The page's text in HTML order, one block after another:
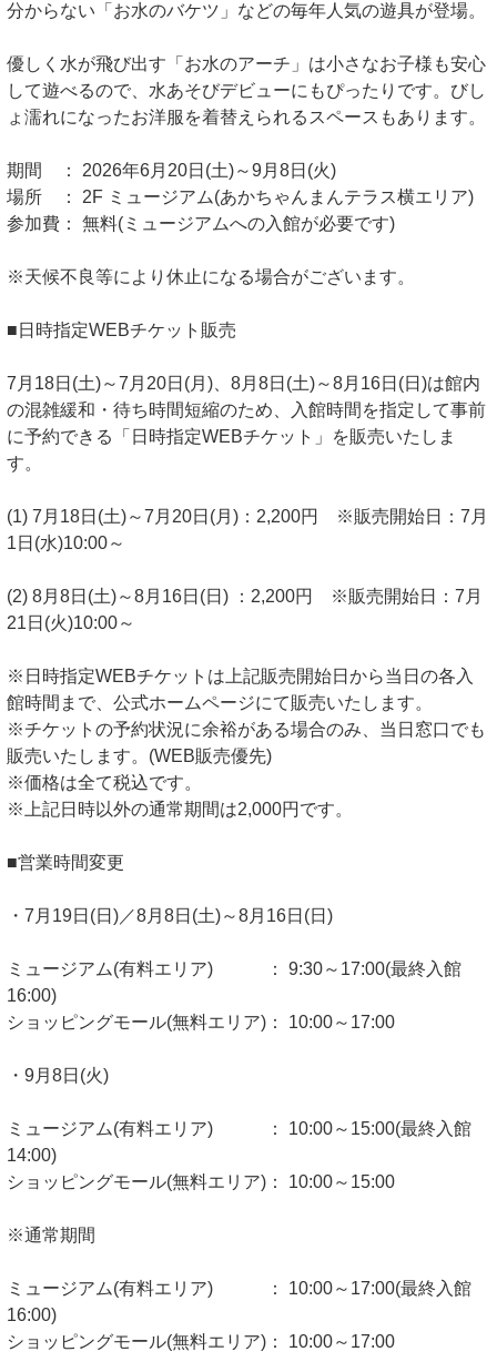
分からない「お水のバケツ」などの毎年人気の遊具が登場。
優しく水が飛び出す「お水のアーチ」は小さなお子様も安心
して遊べるので、水あそびデビューにもぴったりです。びし
ょ濡れになったお洋服を着替えられるスペースもあります。
期間 ： 2026年6月20日(土)～9月8日(火)
場所 ： 2F ミュージアム(あかちゃんまんテラス横エリア)
参加費： 無料(ミュージアムへの入館が必要です)
※天候不良等により休止になる場合がございます。
■日時指定WEBチケット販売
7月18日(土)～7月20日(月)、8月8日(土)～8月16日(日)は館内
の混雑緩和・待ち時間短縮のため、入館時間を指定して事前
に予約できる「日時指定WEBチケット」を販売いたしま
す。
(1) 7月18日(土)～7月20日(月)：2,200円 ※販売開始日：7月
1日(水)10:00～
(2) 8月8日(土)～8月16日(日) ：2,200円 ※販売開始日：7月
21日(火)10:00～
※日時指定WEBチケットは上記販売開始日から当日の各入
館時間まで、公式ホームページにて販売いたします。
※チケットの予約状況に余裕がある場合のみ、当日窓口でも
販売いたします。(WEB販売優先)
※価格は全て税込です。
※上記日時以外の通常期間は2,000円です。
■営業時間変更
・7月19日(日)／8月8日(土)～8月16日(日)
ミュージアム(有料エリア) ： 9:30～17:00(最終入館
16:00)
ショッピングモール(無料エリア)： 10:00～17:00
・9月8日(火)
ミュージアム(有料エリア) ： 10:00～15:00(最終入館
14:00)
ショッピングモール(無料エリア)： 10:00～15:00
※通常期間
ミュージアム(有料エリア) ： 10:00～17:00(最終入館
16:00)
ショッピングモール(無料エリア)： 10:00～17:00